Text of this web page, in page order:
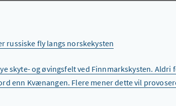
russiske fly langs norskekysten
skyte- og øvingsfelt ved Finnmarkskysten. Aldri
enn Kvænangen. Flere mener dette vil